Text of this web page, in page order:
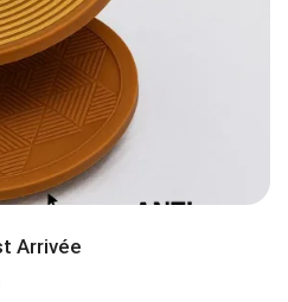
Arrivée